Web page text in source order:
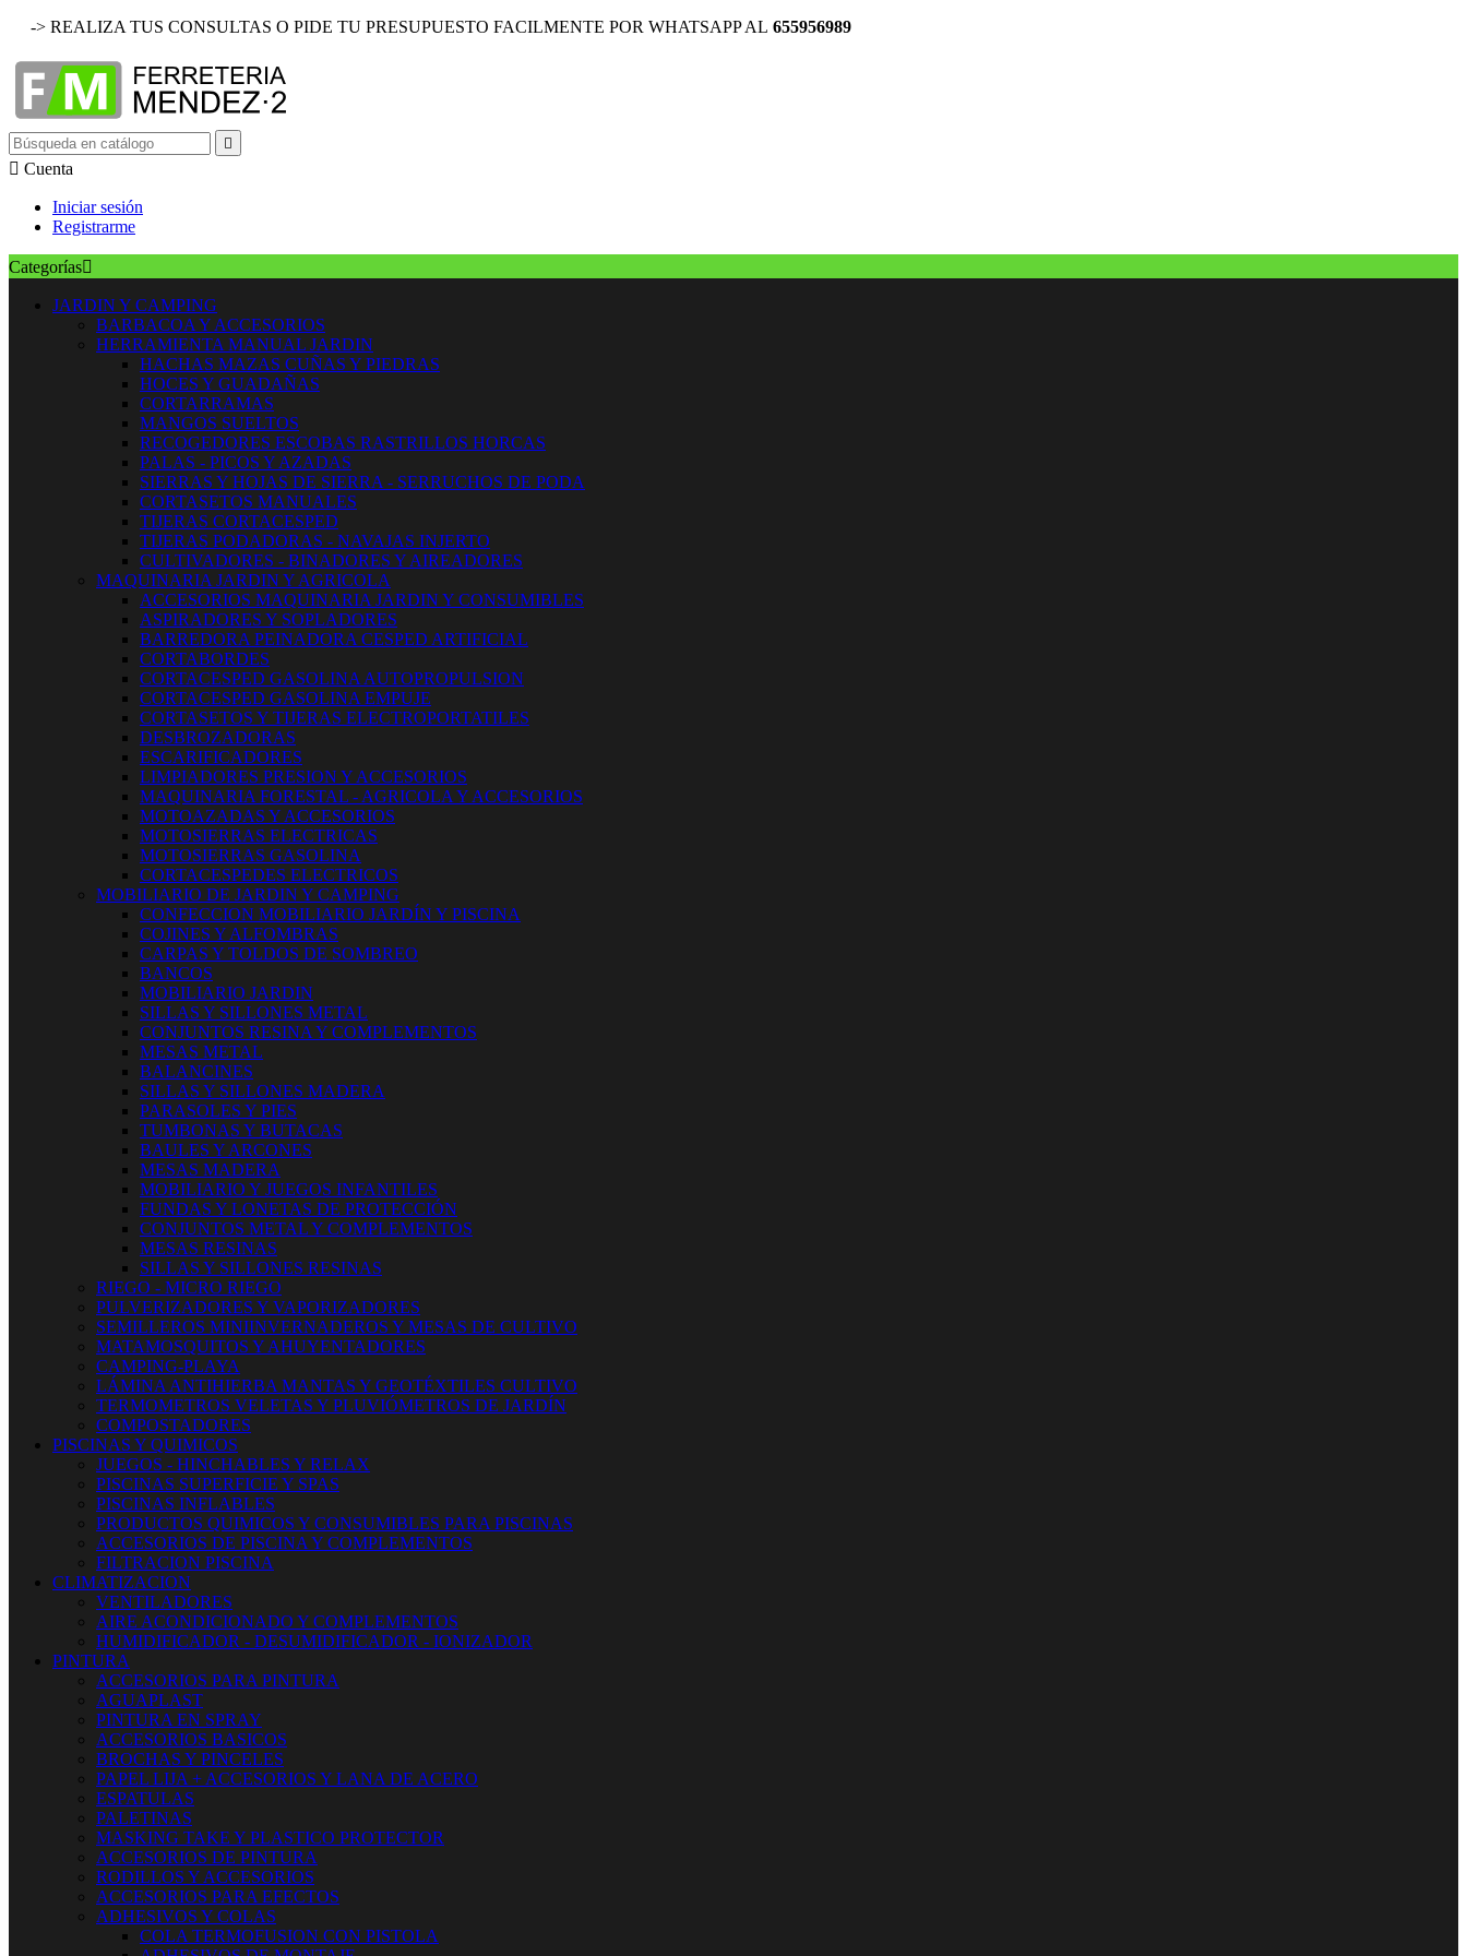
-> REALIZA TUS CONSULTAS O PIDE TU PRESUPUESTO FACILMENTE POR WHATSAPP AL 655956989

 Cuenta
Iniciar sesión
Registrarme
Categorías
JARDIN Y CAMPING
BARBACOA Y ACCESORIOS
HERRAMIENTA MANUAL JARDIN
HACHAS MAZAS CUÑAS Y PIEDRAS
HOCES Y GUADAÑAS
CORTARRAMAS
MANGOS SUELTOS
RECOGEDORES ESCOBAS RASTRILLOS HORCAS
PALAS - PICOS Y AZADAS
SIERRAS Y HOJAS DE SIERRA - SERRUCHOS DE PODA
CORTASETOS MANUALES
TIJERAS CORTACESPED
TIJERAS PODADORAS - NAVAJAS INJERTO
CULTIVADORES - BINADORES Y AIREADORES
MAQUINARIA JARDIN Y AGRICOLA
ACCESORIOS MAQUINARIA JARDIN Y CONSUMIBLES
ASPIRADORES Y SOPLADORES
BARREDORA PEINADORA CESPED ARTIFICIAL
CORTABORDES
CORTACESPED GASOLINA AUTOPROPULSION
CORTACESPED GASOLINA EMPUJE
CORTASETOS Y TIJERAS ELECTROPORTATILES
DESBROZADORAS
ESCARIFICADORES
LIMPIADORES PRESION Y ACCESORIOS
MAQUINARIA FORESTAL - AGRICOLA Y ACCESORIOS
MOTOAZADAS Y ACCESORIOS
MOTOSIERRAS ELECTRICAS
MOTOSIERRAS GASOLINA
CORTACESPEDES ELECTRICOS
MOBILIARIO DE JARDIN Y CAMPING
CONFECCION MOBILIARIO JARDÍN Y PISCINA
COJINES Y ALFOMBRAS
CARPAS Y TOLDOS DE SOMBREO
BANCOS
MOBILIARIO JARDIN
SILLAS Y SILLONES METAL
CONJUNTOS RESINA Y COMPLEMENTOS
MESAS METAL
BALANCINES
SILLAS Y SILLONES MADERA
PARASOLES Y PIES
TUMBONAS Y BUTACAS
BAULES Y ARCONES
MESAS MADERA
MOBILIARIO Y JUEGOS INFANTILES
FUNDAS Y LONETAS DE PROTECCIÓN
CONJUNTOS METAL Y COMPLEMENTOS
MESAS RESINAS
SILLAS Y SILLONES RESINAS
RIEGO - MICRO RIEGO
PULVERIZADORES Y VAPORIZADORES
SEMILLEROS MINIINVERNADEROS Y MESAS DE CULTIVO
MATAMOSQUITOS Y AHUYENTADORES
CAMPING-PLAYA
LÁMINA ANTIHIERBA MANTAS Y GEOTÉXTILES CULTIVO
TERMOMETROS VELETAS Y PLUVIÓMETROS DE JARDÍN
COMPOSTADORES
PISCINAS Y QUIMICOS
JUEGOS - HINCHABLES Y RELAX
PISCINAS SUPERFICIE Y SPAS
PISCINAS INFLABLES
PRODUCTOS QUIMICOS Y CONSUMIBLES PARA PISCINAS
ACCESORIOS DE PISCINA Y COMPLEMENTOS
FILTRACION PISCINA
CLIMATIZACION
VENTILADORES
AIRE ACONDICIONADO Y COMPLEMENTOS
HUMIDIFICADOR - DESUMIDIFICADOR - IONIZADOR
PINTURA
ACCESORIOS PARA PINTURA
AGUAPLAST
PINTURA EN SPRAY
ACCESORIOS BASICOS
BROCHAS Y PINCELES
PAPEL LIJA + ACCESORIOS Y LANA DE ACERO
ESPATULAS
PALETINAS
MASKING TAKE Y PLASTICO PROTECTOR
ACCESORIOS DE PINTURA
RODILLOS Y ACCESORIOS
ACCESORIOS PARA EFECTOS
ADHESIVOS Y COLAS
COLA TERMOFUSION CON PISTOLA